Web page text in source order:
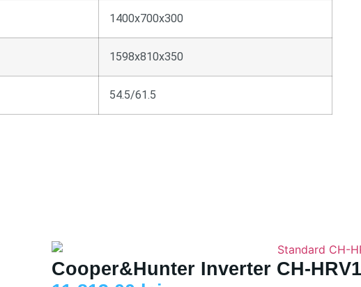
1400x700x300
1598x810x350
54.5/61.5
Cooper&Hunter Inverter CH-